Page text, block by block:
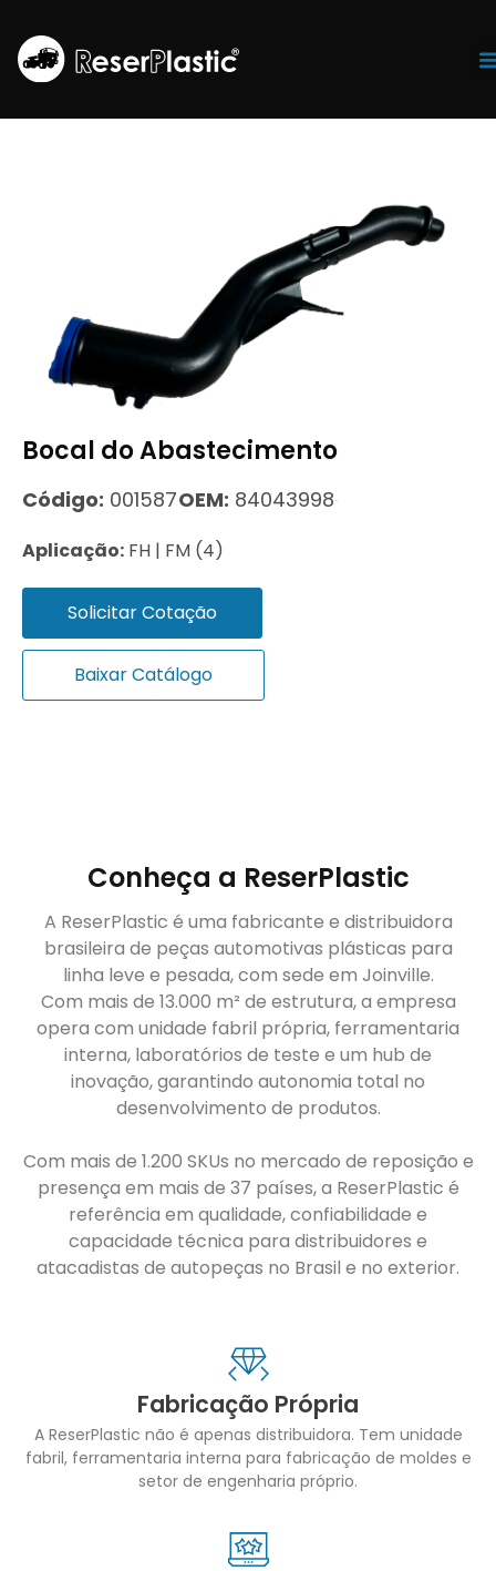
Bocal do Abastecimento
Código: 001587OEM: 84043998
Aplicação: FH | FM (4)
Solicitar Cotação
Baixar Catálogo
Conheça a ReserPlastic
A ReserPlastic é uma fabricante e distribuidora
brasileira de peças automotivas plásticas para
linha leve e pesada, com sede em Joinville.
Com mais de 13.000 m² de estrutura, a empresa
opera com unidade fabril própria, ferramentaria
interna, laboratórios de teste e um hub de
inovação, garantindo autonomia total no
desenvolvimento de produtos.
Com mais de 1.200 SKUs no mercado de reposição e
presença em mais de 37 países, a ReserPlastic é
referência em qualidade, confiabilidade e
capacidade técnica para distribuidores e
atacadistas de autopeças no Brasil e no exterior.
Fabricação Própria
A ReserPlastic não é apenas distribuidora. Tem unidade
fabril, ferramentaria interna para fabricação de moldes e
setor de engenharia próprio.